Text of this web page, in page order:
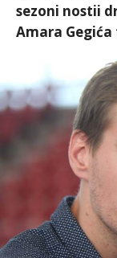
sezoni nostii
Amara